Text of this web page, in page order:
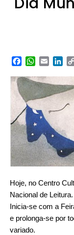
FacebookEmail
Hoje, no Centro
Nacional de Leitura.
Inicia-se com a
e prolonga-se por
variado.